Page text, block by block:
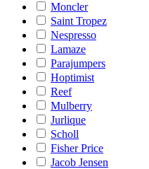
Moncler
Saint Tropez
Nespresso
Lamaze
Parajumpers
Hoptimist
Reef
Mulberry
Jurlique
Scholl
Fisher Price
Jacob Jensen